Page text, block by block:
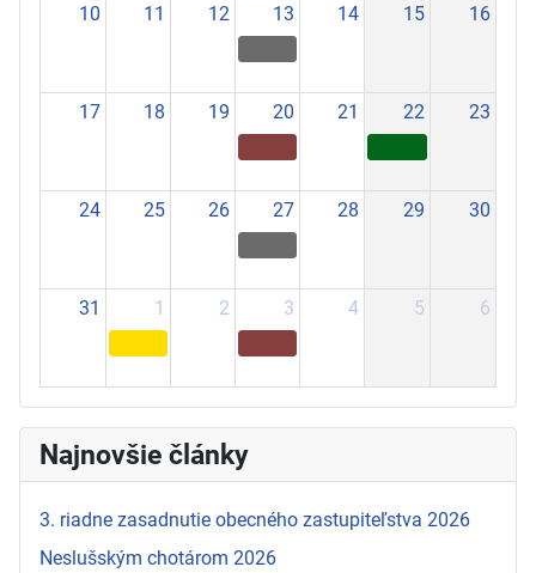
10 11 12 13 14 15 16
17 18 19 20 21 22 23
24 25 26 27 28 29 30
31 1 2 3 4 5 6
Najnovšie články
3. riadne zasadnutie obecného zastupiteľstva 2026
Neslušským chotárom 2026